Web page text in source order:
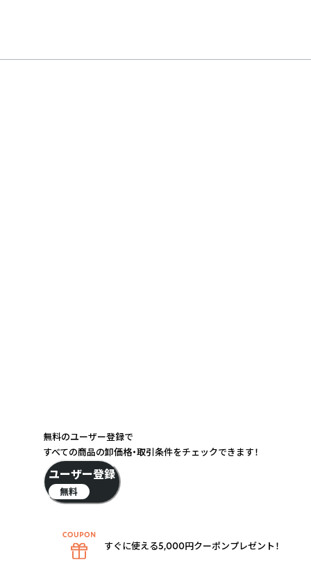
無料のユーザー登録で
すべての商品の卸価格・取引条件をチェックできます！
ユーザー登録
無料
すぐに使える5,000円クーポンプレゼント！